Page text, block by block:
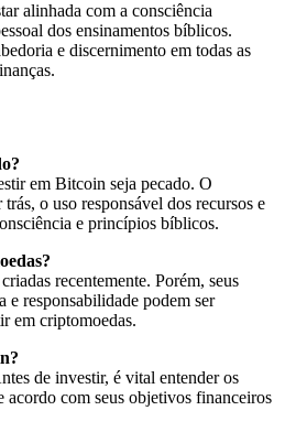
alinhada com a consciência
dos ensinamentos bíblicos.
e discernimento em todas as
em Bitcoin seja pecado. O
o uso responsável dos recursos e
e princípios bíblicos.
recentemente. Porém, seus
e responsabilidade podem ser
em criptomoedas.
de investir, é vital entender os
acordo com seus objetivos financeiros